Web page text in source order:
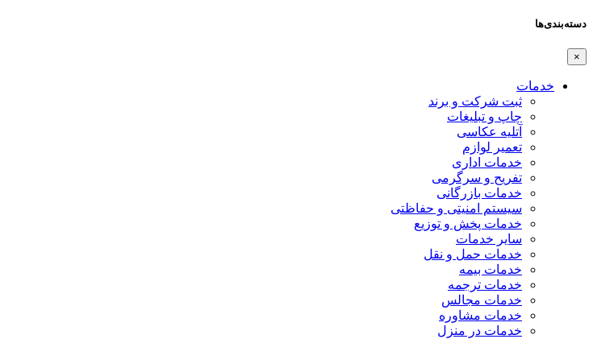
دسته‌بندی‌ها
×
خدمات
ثبت شرکت و برند
چاپ و تبلیغات
آتلیه عکاسی
تعمیر لوازم
خدمات اداری
تفریح و سرگرمی
خدمات بازرگانی
سیستم امنیتی و حفاظتی
خدمات پخش و توزیع
سایر خدمات
خدمات حمل و نقل
خدمات بیمه
خدمات ترجمه
خدمات مجالس
خدمات مشاوره
خدمات در منزل